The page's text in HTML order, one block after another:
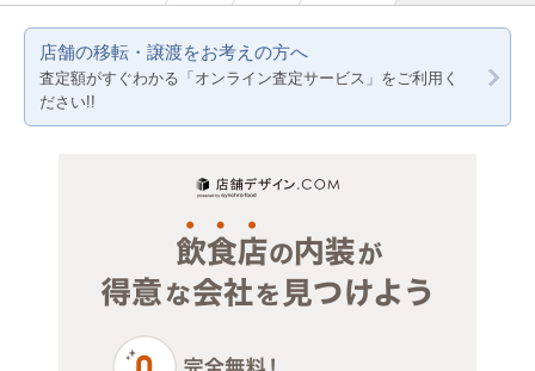
その他サービス・その他
岐阜
三重
店舗の移転・譲渡をお考えの方へ
査定額がすぐわかる「オンライン査定サービス」をご利用く
ださい!!